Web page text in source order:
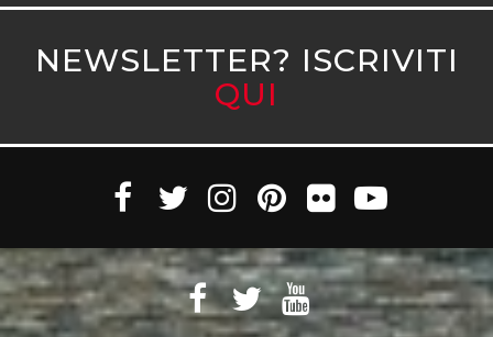
NEWSLETTER? ISCRIVITI
QUI